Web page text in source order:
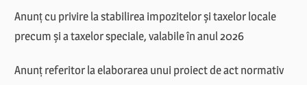
Anunț cu privire la stabilirea impozitelor și taxelor locale
precum și a taxelor speciale, valabile în anul 2026
Anunț referitor la elaborarea unui proiect de act normativ